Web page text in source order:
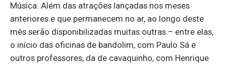
Música. Além das atrações lançadas nos meses
anteriores e que permanecem no ar, ao longo deste
mês serão disponibilizadas muitas outras – entre elas,
o início das oficinas de bandolim, com Paulo Sá e
outros professores, da de cavaquinho, com Henrique